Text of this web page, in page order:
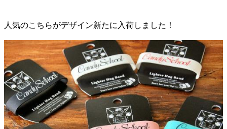
人気のこちらがデザイン新たに入荷しました！